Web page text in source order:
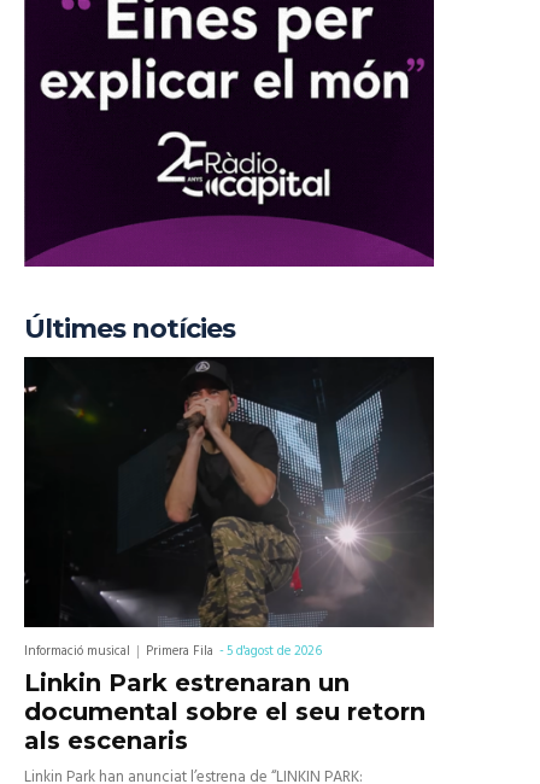
Últimes notícies
Informació musical Primera Fila -5 d'agost de 2026
Linkin Park estrenaran un
documental sobre el seu retorn
als escenaris
Linkin Park han anunciat l’estrena de “LINKIN PARK: